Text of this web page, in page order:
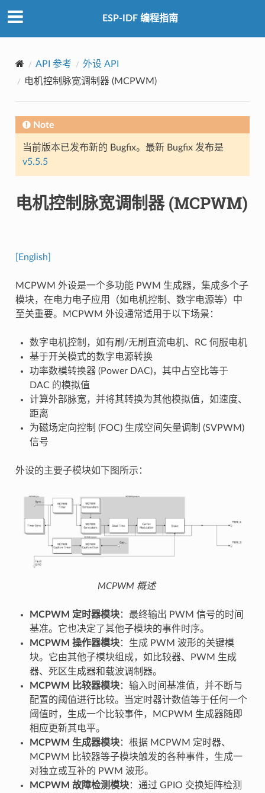
ESP-IDF 编程指南
API 参考
外设 API
电机控制脉宽调制器 (MCPWM)
Note
当前版本已发布新的 Bugfix。最新 Bugfix 发布是
v5.5.5
电机控制脉宽调制器 (MCPWM)
[English]
MCPWM 外设是一个多功能 PWM 生成器，集成多个子
模块，在电力电子应用（如电机控制、数字电源等）中
至关重要。MCPWM 外设通常适用于以下场景：
数字电机控制，如有刷/无刷直流电机、RC 伺服电机
基于开关模式的数字电源转换
功率数模转换器 (Power DAC)，其中占空比等于
DAC 的模拟值
计算外部脉宽，并将其转换为其他模拟值，如速度、
距离
为磁场定向控制 (FOC) 生成空间矢量调制 (SVPWM)
信号
外设的主要子模块如下图所示：
MCPWM 概述
MCPWM 定时器模块：最终输出 PWM 信号的时间
基准。它也决定了其他子模块的事件时序。
MCPWM 操作器模块：生成 PWM 波形的关键模
块。它由其他子模块组成，如比较器、PWM 生成
器、死区生成器和载波调制器。
MCPWM 比较器模块：输入时间基准值，并不断与
配置的阈值进行比较。当定时器计数值等于任何一个
阈值时，生成一个比较事件，MCPWM 生成器随即
相应更新其电平。
MCPWM 生成器模块：根据 MCPWM 定时器、
MCPWM 比较器等子模块触发的各种事件，生成一
对独立或互补的 PWM 波形。
MCPWM 故障检测模块：通过 GPIO 交换矩阵检测